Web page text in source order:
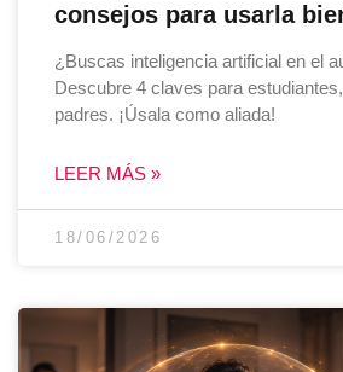
consejos para usarla
¿Buscas inteligencia artificial en el
Descubre 4 claves para
padres. ¡Úsala como aliada!
LEER MÁS »
18/06/2026